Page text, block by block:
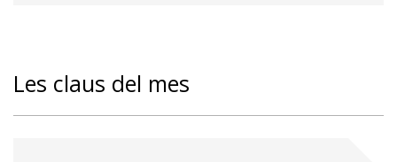
Les claus del mes